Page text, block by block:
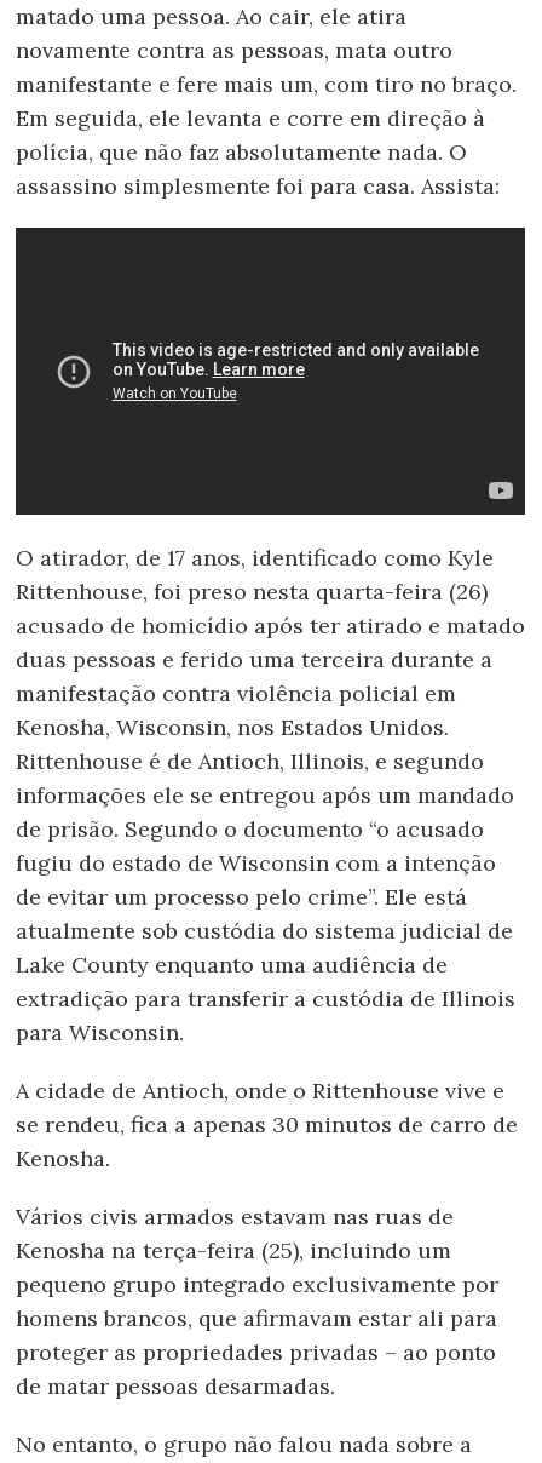
matado uma pessoa. Ao cair, ele atira
novamente contra as pessoas, mata outro
manifestante e fere mais um, com tiro no braço.
Em seguida, ele levanta e corre em direção à
polícia, que não faz absolutamente nada. O
assassino simplesmente foi para casa. Assista:
O atirador, de 17 anos, identificado como Kyle
Rittenhouse, foi preso nesta quarta-feira (26)
acusado de homicídio após ter atirado e matado
duas pessoas e ferido uma terceira durante a
manifestação contra violência policial em
Kenosha, Wisconsin, nos Estados Unidos.
Rittenhouse é de Antioch, Illinois, e segundo
informações ele se entregou após um mandado
de prisão. Segundo o documento “o acusado
fugiu do estado de Wisconsin com a intenção
de evitar um processo pelo crime”. Ele está
atualmente sob custódia do sistema judicial de
Lake County enquanto uma audiência de
extradição para transferir a custódia de Illinois
para Wisconsin.
A cidade de Antioch, onde o Rittenhouse vive e
se rendeu, fica a apenas 30 minutos de carro de
Kenosha.
Vários civis armados estavam nas ruas de
Kenosha na terça-feira (25), incluindo um
pequeno grupo integrado exclusivamente por
homens brancos, que afirmavam estar ali para
proteger as propriedades privadas – ao ponto
de matar pessoas desarmadas.
No entanto, o grupo não falou nada sobre a